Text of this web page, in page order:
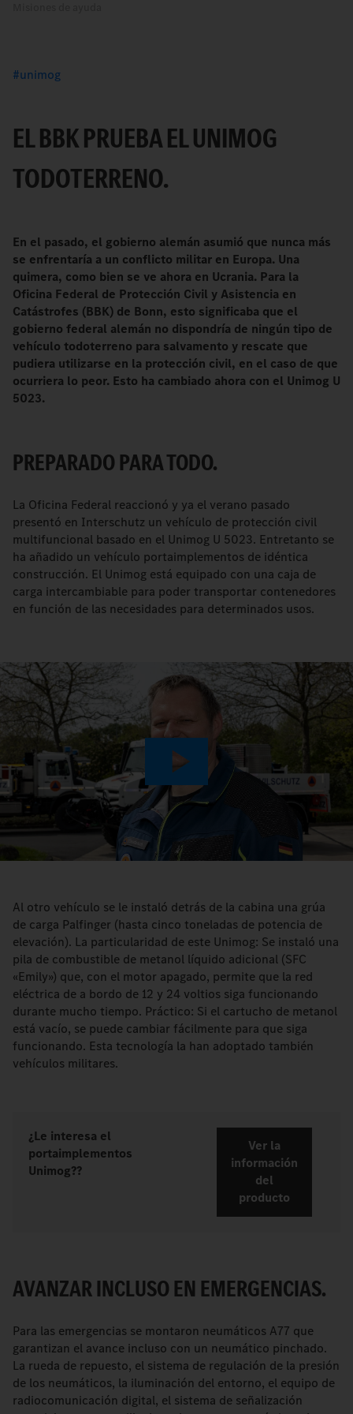
unimog
EL BBK PRUEBA EL UNIMOG
TODOTERRENO.
En el pasado, el gobierno alemán asumió que nunca más
se enfrentaría a un conflicto militar en Europa. Una
quimera, como bien se ve ahora en Ucrania. Para la
Oficina Federal de Protección Civil y Asistencia en
Catástrofes (BBK) de Bonn, esto significaba que el
gobierno federal alemán no dispondría de ningún tipo de
vehículo todoterreno para salvamento y rescate que
pudiera utilizarse en la protección civil, en el caso de que
ocurriera lo peor. Esto ha cambiado ahora con el Unimog U
5023.
PREPARADO PARA TODO.
La Oficina Federal reaccionó y ya el verano pasado
presentó en Interschutz un vehículo de protección civil
multifuncional basado en el Unimog U 5023. Entretanto se
ha añadido un vehículo portaimplementos de idéntica
construcción. El Unimog está equipado con una caja de
carga intercambiable para poder transportar contenedores
en función de las necesidades para determinados usos.
Play
Video
Al otro vehículo se le instaló detrás de la cabina una grúa
de carga Palfinger (hasta cinco toneladas de potencia de
elevación). La particularidad de este Unimog: Se instaló una
pila de combustible de metanol líquido adicional (SFC
«Emily») que, con el motor apagado, permite que la red
eléctrica de a bordo de 12 y 24 voltios siga funcionando
durante mucho tiempo. Práctico: Si el cartucho de metanol
está vacío, se puede cambiar fácilmente para que siga
funcionando. Esta tecnología la han adoptado también
vehículos militares.
¿Le interesa el
portaimplementos
Unimog??
Ver la
información
del
producto
AVANZAR INCLUSO EN EMERGENCIAS.
Para las emergencias se montaron neumáticos A77 que
garantizan el avance incluso con un neumático pinchado.
La rueda de repuesto, el sistema de regulación de la presión
de los neumáticos, la iluminación del entorno, el equipo de
radiocomunicación digital, el sistema de señalización